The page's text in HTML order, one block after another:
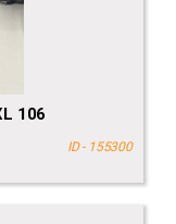
106
ID - 155300